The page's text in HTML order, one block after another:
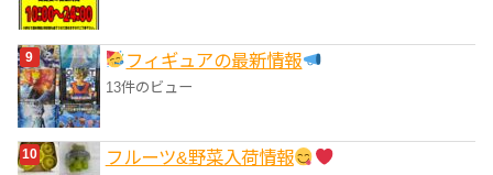
フィギュアの最新情報
13件のビュー
フルーツ&野菜入荷情報